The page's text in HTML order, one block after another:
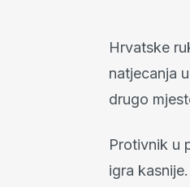
Hrvatske
natjecanja
drugo
Protivnik u
igra